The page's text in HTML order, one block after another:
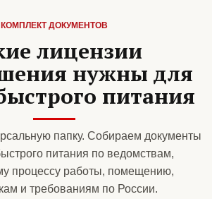
КОМПЛЕКТ ДОКУМЕНТОВ
лицензии
нужны для
питания
папку. Собираем документы
питания по ведомствам,
процессу работы, помещению,
и требованиям по России.